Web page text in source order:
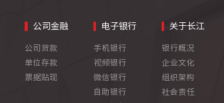
公司金融
公司贷款
单位存款
票据贴现
电子银行
手机银行
视频银行
微信银行
自助银行
关于长江
银行概况
企业文化
组织架构
社会责任